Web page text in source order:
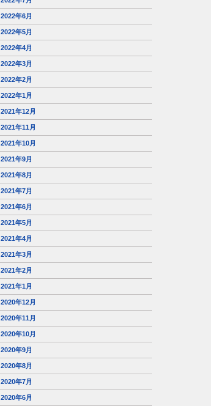
2022年6月
2022年5月
2022年4月
2022年3月
2022年2月
2022年1月
2021年12月
2021年11月
2021年10月
2021年9月
2021年8月
2021年7月
2021年6月
2021年5月
2021年4月
2021年3月
2021年2月
2021年1月
2020年12月
2020年11月
2020年10月
2020年9月
2020年8月
2020年7月
2020年6月